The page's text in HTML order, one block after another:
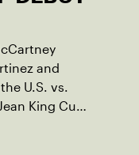
and
U.S. vs.
King Cup